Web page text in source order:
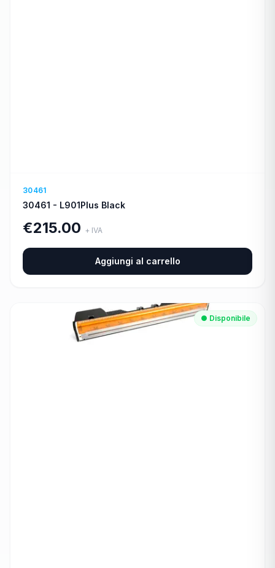
30461
30461 - L901Plus Black
€215.00 + IVA
Aggiungi al carrello
● Disponibile